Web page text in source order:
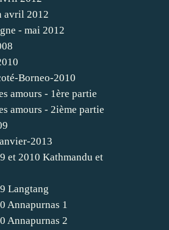
avril 2012
- mai 2012
Borneo-2010
amours - 1ère partie
amours - 2ième partie
2013
et 2010 Kathmandu et
Langtang
Annapurnas 1
Annapurnas 2